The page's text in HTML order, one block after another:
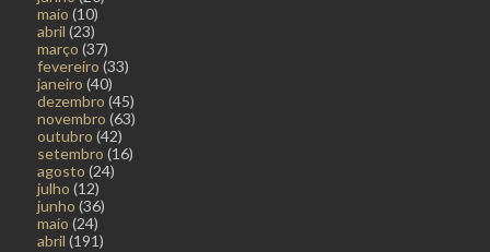
maio (10)
abril (23)
março (37)
fevereiro (33)
janeiro (40)
dezembro (45)
novembro (63)
outubro (42)
setembro (16)
agosto (24)
julho (12)
junho (36)
maio (24)
abril (191)